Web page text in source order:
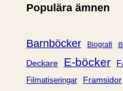
g
r
i
Populära ämnen
Barnböcker Biografi
Deckare E-böcker
Filmatiseringar Framsidor